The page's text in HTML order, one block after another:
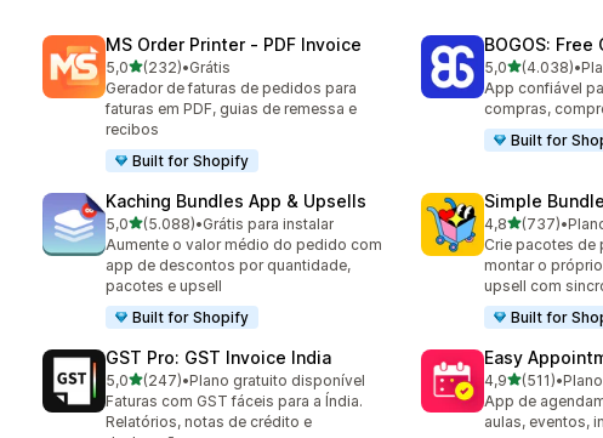
MS Order Printer ‑ PDF Invoice
5,0de 5 estrelas
(232)
232 avaliações ao todo
•Grátis
Gerador de faturas de pedidos para
faturas em PDF, guias de remessa e
recibos
Built for Shopify
BOGOS:
5,0de 5 estrelas
(4.038)
4038 •
App confiável
compras,
Built for
Kaching Bundles App & Upsells
5,0de 5 estrelas
(5.088)
5088 avaliações ao todo
•Grátis para instalar
Aumente o valor médio do pedido com
app de descontos por quantidade,
pacotes e upsell
Built for Shopify
Simple
4,8de 5 estrelas
(737)
737 avaliações
•
Crie pacotes de
montar o
upsell com
Built for
GST Pro: GST Invoice India
5,0de 5 estrelas
(247)
247 avaliações ao todo
•Plano gratuito disponível
Faturas com GST fáceis para a Índia.
Relatórios, notas de crédito e
Easy
4,9de 5 estrelas
(511)
511 avaliações
•
App de
aulas, eventos,